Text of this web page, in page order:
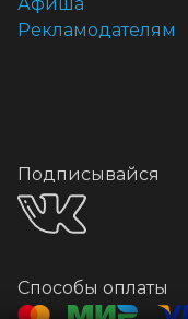
Рекламодателям
Подписывайся
Способы оплаты